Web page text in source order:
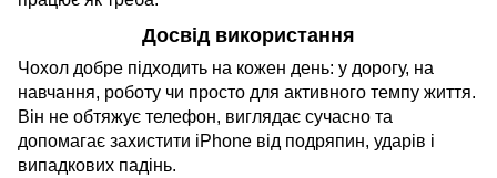
Досвід використання
Чохол добре підходить на кожен день: у дорогу, на
навчання, роботу чи просто для активного темпу життя.
Він не обтяжує телефон, виглядає сучасно та
допомагає захистити iPhone від подряпин, ударів і
випадкових падінь.